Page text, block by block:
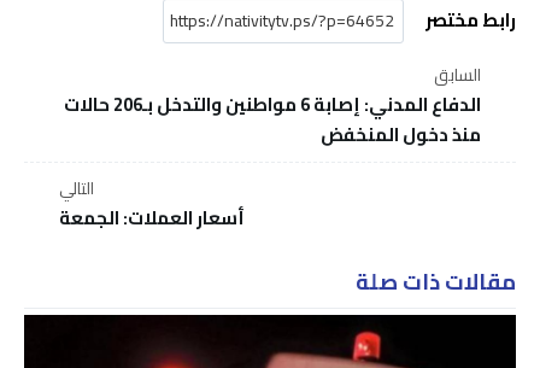
رابط مختصر
السابق
الدفاع المدني: إصابة 6 مواطنين والتدخل بـ206 حالات
منذ دخول المنخفض
التالي
أسعار العملات: الجمعة
مقالات ذات صلة